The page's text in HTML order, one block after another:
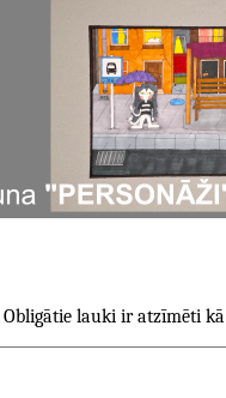
Obligātie lauki ir atzīmēti kā